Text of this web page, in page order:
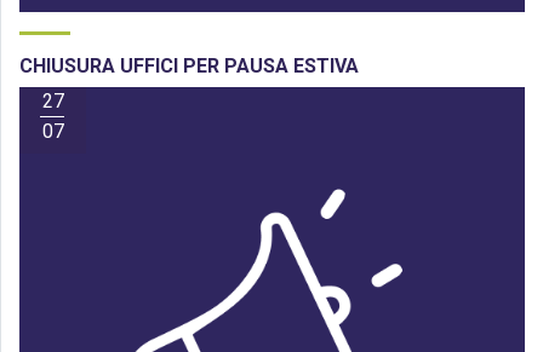
CHIUSURA UFFICI PER PAUSA ESTIVA
27
07